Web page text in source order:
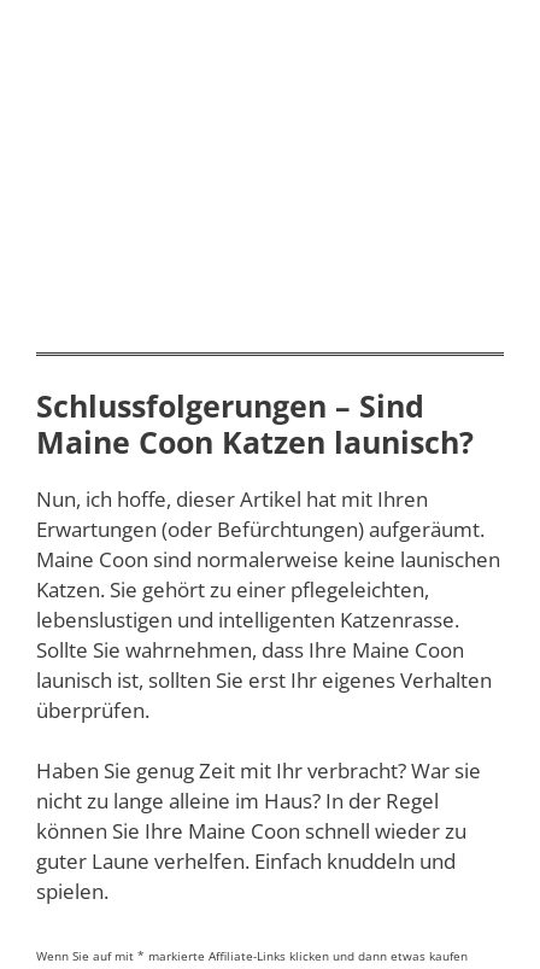
Schlussfolgerungen – Sind
Maine Coon Katzen launisch?
Nun, ich hoffe, dieser Artikel hat mit Ihren
Erwartungen (oder Befürchtungen) aufgeräumt.
Maine Coon sind normalerweise keine launischen
Katzen. Sie gehört zu einer pflegeleichten,
lebenslustigen und intelligenten Katzenrasse.
Sollte Sie wahrnehmen, dass Ihre Maine Coon
launisch ist, sollten Sie erst Ihr eigenes Verhalten
überprüfen.
Haben Sie genug Zeit mit Ihr verbracht? War sie
nicht zu lange alleine im Haus? In der Regel
können Sie Ihre Maine Coon schnell wieder zu
guter Laune verhelfen. Einfach knuddeln und
spielen.
Wenn Sie auf mit * markierte Affiliate-Links klicken und dann etwas kaufen